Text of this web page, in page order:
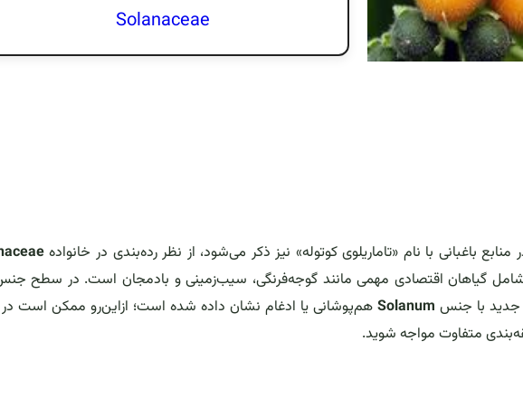
Solanaceae
باغبانی با نام «تاماریلوی کوتوله» نیز ذکر می‌شود، از نظر رده‌بندی در خانواده
که شامل گیاهان اقتصادی مهمی مانند گوجه‌فرنگی، سیب‌زمینی و بادمجان است. در سطح
جدید با جنس Solanumهم‌پوشانی یا ادغام نشان داده شده است؛ ازاین‌رو ممکن است
متفاوت مواجه شوید.